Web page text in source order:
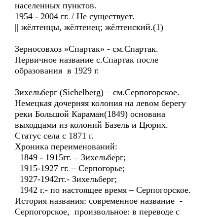
населенных пунктов.
1954 - 2004 гг. / Не существует.
|| жёлтенцы, жёлтенец; жёлтенский.(1)
Зерносовхоз »Спартак» - см.Спартак.
Первичное название с.Спартак после
образования в 1929 г.
Зихельберг (Sichelberg) – см.Серпогорское.
Немецкая дочерняя колония на левом берегу
реки Большой Караман(1849) основана
выходцами из колоний Базель и Цюрих.
Статус села с 1871 г.
Хроника переименований:
1849 - 1915гг. – Зихельберг;
1915-1927 гг. – Серпогорье;
1927-1942гг.- Зихельберг;
1942 г.- по настоящее время – Серпогорское.
История названия: современное название -
Серпогорское, произвольное: в переводе с